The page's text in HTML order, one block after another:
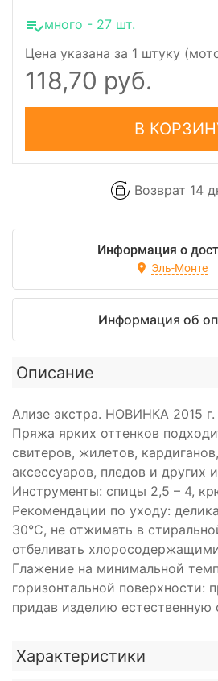
Цена указана за 1 штуку
много - 27 шт.
118,70 руб.
В
Возврат 14
Информация о
Эль-Монте
Информация об
Описание
Ализе экстра. НОВИНКА 2015 г.
Пряжа ярких оттенков
свитеров, жилетов,
аксессуаров, пледов и других
Инструменты: спицы 2,5 – 4,
Рекомендации по уходу:
30°С, не отжимать в
отбеливать
Глажение на минимальной
горизонтальной поверхности:
придав изделию естественную
Характеристики